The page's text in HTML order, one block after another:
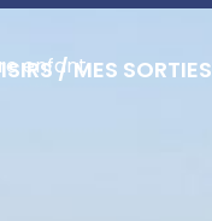
/ MES SORTIES
enfant